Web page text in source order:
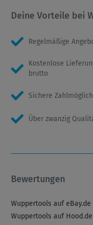
Deine Vorteile bei
Regelmäßige
Kostenlose
brutto
Sichere
Über zwanzig
Bewertungen
Wuppertools auf eBay.de
Wuppertools auf Hood.de